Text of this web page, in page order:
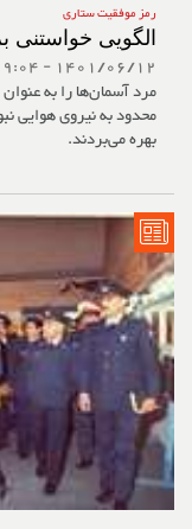
رمز موفقیت ستاری
الگویی خواستنی
1401/06/12 - 19:04
مرد آسمان‌ها را به
محدود به نیروی
بهره می‌بردند.